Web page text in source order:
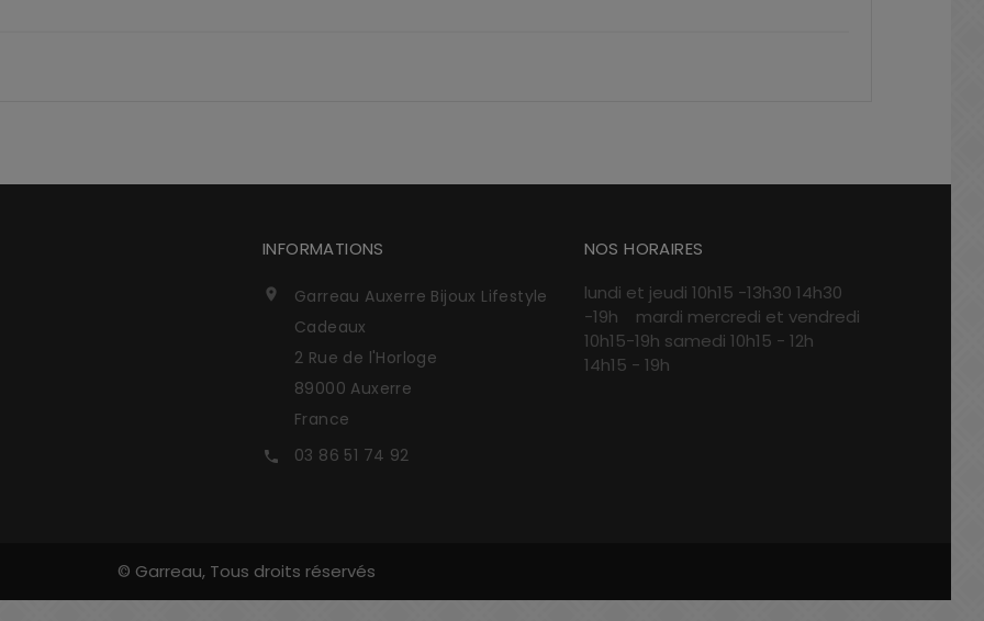
INFORMATIONS

Garreau Auxerre Bijoux Lifestyle
Cadeaux
2 Rue de l'Horloge
89000 Auxerre
France
 03 86 51 74 92
NOS HORAIRES
lundi et jeudi 10h15 -13h30 14h30
-19h mardi mercredi et vendredi
10h15-19h samedi 10h15 - 12h
14h15 - 19h
© Garreau, Tous droits réservés